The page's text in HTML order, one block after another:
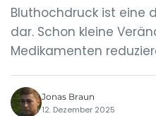
Bluthochdruck ist eine
dar. Schon kleine
Medikamenten
Jonas Braun
12. Dezember 2025